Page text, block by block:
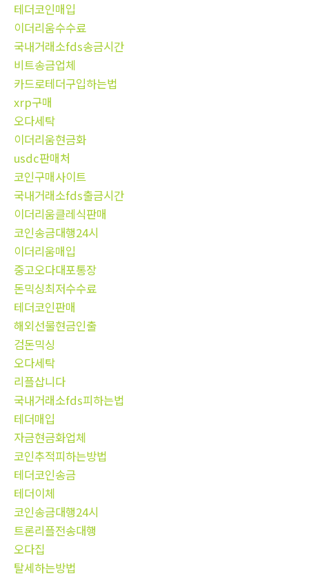
테더코인매입
이더리움수수료
국내거래소fds송금시간
비트송금업체
카드로테더구입하는법
xrp구매
오다세탁
이더리움현금화
usdc판매처
코인구매사이트
국내거래소fds출금시간
이더리움클레식판매
코인송금대행24시
이더리움매입
중고오다대포통장
돈믹싱최저수수료
테더코인판매
해외선물현금인출
검돈믹싱
오다세탁
리플삽니다
국내거래소fds피하는법
테더매입
자금현금화업체
코인추적피하는방법
테더코인송금
테더이체
코인송금대행24시
트론리플전송대행
오다집
탈세하는방법